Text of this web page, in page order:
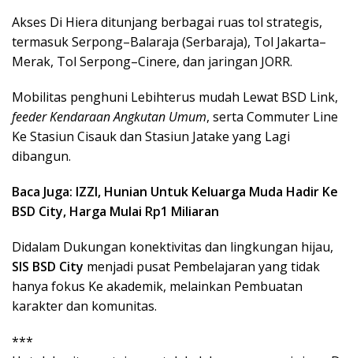
Akses Di Hiera ditunjang berbagai ruas tol strategis,
termasuk Serpong–Balaraja (Serbaraja), Tol Jakarta–
Merak, Tol Serpong–Cinere, dan jaringan JORR.
Mobilitas penghuni Lebihterus mudah Lewat BSD Link,
feeder Kendaraan Angkutan Umum, serta Commuter Line
Ke Stasiun Cisauk dan Stasiun Jatake yang Lagi
dibangun.
Baca Juga: IZZI, Hunian Untuk Keluarga Muda Hadir Ke
BSD City, Harga Mulai Rp1 Miliaran
Didalam Dukungan konektivitas dan lingkungan hijau,
SIS BSD City menjadi pusat Pembelajaran yang tidak
hanya fokus Ke akademik, melainkan Pembuatan
karakter dan komunitas.
***